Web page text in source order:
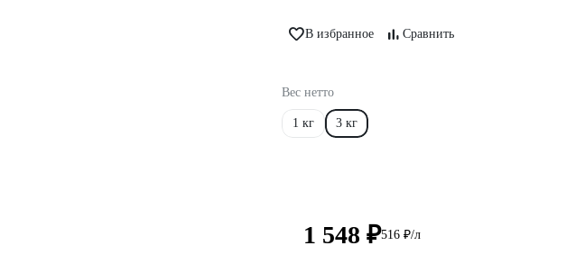
В избранное Сравнить
Вес нетто
1 кг 3 кг
1 548 ₽516 ₽/л